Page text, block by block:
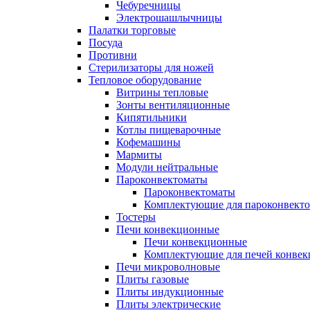
Чебуречницы
Электрошашлычницы
Палатки торговые
Посуда
Противни
Стерилизаторы для ножей
Тепловое оборудование
Витрины тепловые
Зонты вентиляционные
Кипятильники
Котлы пищеварочные
Кофемашины
Мармиты
Модули нейтральные
Пароконвектоматы
Пароконвектоматы
Комплектующие для
Тостеры
Печи конвекционные
Печи конвекционные
Комплектующие для печей
Печи микроволновые
Плиты газовые
Плиты индукционные
Плиты электрические